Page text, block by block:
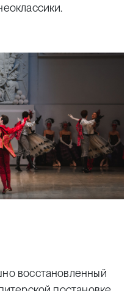
восстановленный